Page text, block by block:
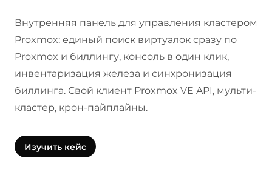
Внутренняя панель для управления кластером
Proxmox: единый поиск виртуалок сразу по
Proxmox и биллингу, консоль в один клик,
инвентаризация железа и синхронизация
биллинга. Свой клиент Proxmox VE API, мульти-
кластер, крон-пайплайны.
Изучить кейс